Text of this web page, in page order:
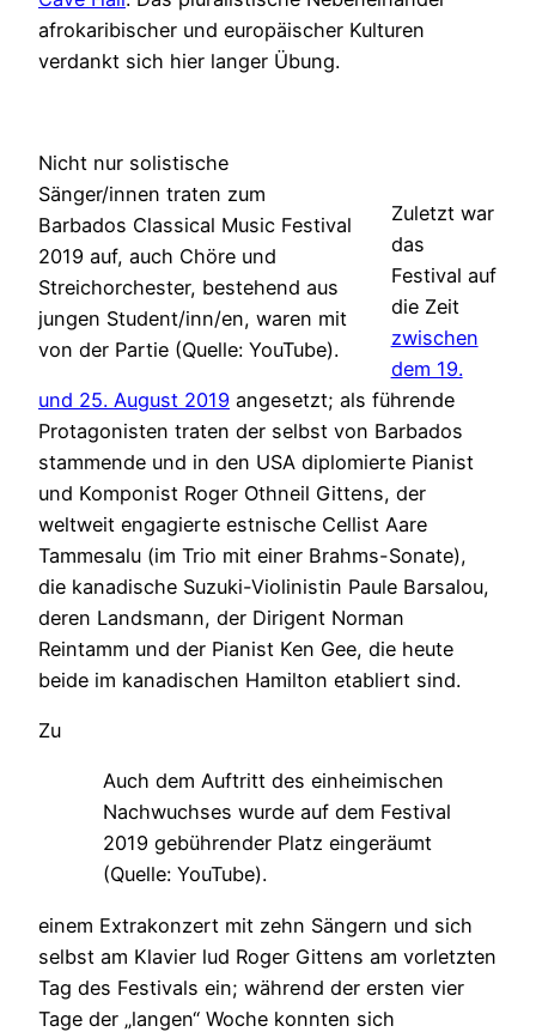
afrokaribischer und europäischer Kulturen
verdankt sich hier langer Übung.
Nicht nur solistische
Sänger/innen traten zum
Barbados Classical Music Festival
2019 auf, auch Chöre und
Streichorchester, bestehend aus
jungen Student/inn/en, waren mit
von der Partie (Quelle: YouTube).
Zuletzt war
das
Festival auf
die Zeit
zwischen
dem 19.
und 25. August 2019 angesetzt; als führende
Protagonisten traten der selbst von Barbados
stammende und in den USA diplomierte Pianist
und Komponist Roger Othneil Gittens, der
weltweit engagierte estnische Cellist Aare
Tammesalu (im Trio mit einer Brahms-Sonate),
die kanadische Suzuki-Violinistin Paule Barsalou,
deren Landsmann, der Dirigent Norman
Reintamm und der Pianist Ken Gee, die heute
beide im kanadischen Hamilton etabliert sind.
Auch dem Auftritt des einheimischen
Nachwuchses wurde auf dem Festival
2019 gebührender Platz eingeräumt
(Quelle: YouTube).
Zu
einem Extrakonzert mit zehn Sängern und sich
selbst am Klavier lud Roger Gittens am vorletzten
Tag des Festivals ein; während der ersten vier
Tage der „langen“ Woche konnten sich